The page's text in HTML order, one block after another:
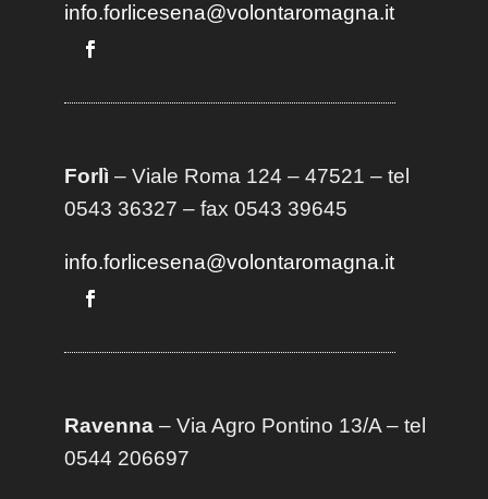
info.forlicesena@volontaromagna.it
Forlì – Viale Roma 124 – 47521 – tel
0543 36327 – fax 0543 39645
info.forlicesena@volontaromagna.it
Ravenna– Via Agro Pontino 13/A– tel
0544 206697